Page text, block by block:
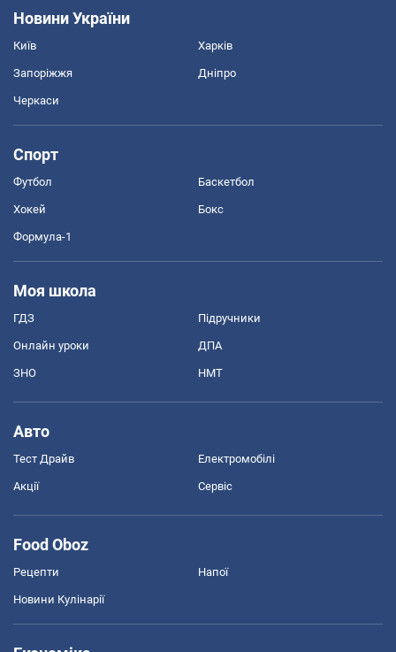
Новини України
Київ Харків
Запоріжжя Дніпро
Черкаси
Спорт
Футбол Баскетбол
Хокей Бокс
Формула-1
Моя школа
ГДЗ Підручники
Онлайн уроки ДПА
ЗНО НМТ
Авто
Тест Драйв Електромобілі
Акції Сервіс
Food Oboz
Рецепти Напої
Новини Кулінарії